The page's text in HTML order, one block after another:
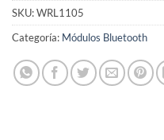
SKU:WRL1105
Categoría: Módulos Bluetooth